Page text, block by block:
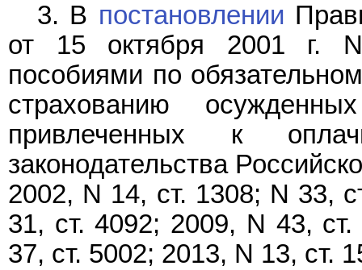
3. В постановлении
от 15 октября 2001 г.
пособиями по
страхованию
привлеченных к
законодательства
2002, N 14, ст. 1308; N 33,
31, ст. 4092; 2009, N 43,
37, ст. 5002; 2013, N 13, ст.